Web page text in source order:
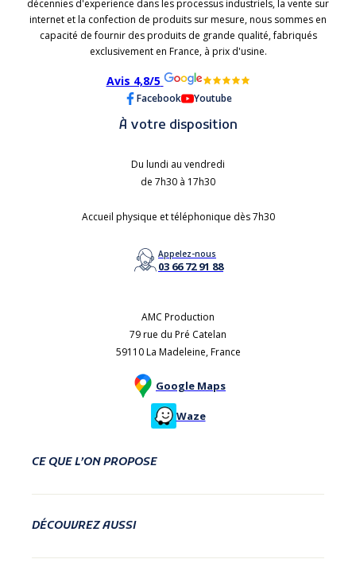
décennies d'experience dans les processus industriels, la vente sur
internet et la confection de produits sur mesure, nous sommes en
capacité de fournir des produits de grande qualité, fabriqués
exclusivement en France, à prix d'usine.
Avis 4,8/5
Facebook Youtube
À votre disposition
Du lundi au vendredi
de 7h30 à 17h30
Accueil physique et téléphonique dès 7h30
Appelez-nous
03 66 72 91 88
AMC Production
79 rue du Pré Catelan
59110 La Madeleine, France
Google Maps
Waze
CE QUE L’ON PROPOSE
DÉCOUVREZ AUSSI